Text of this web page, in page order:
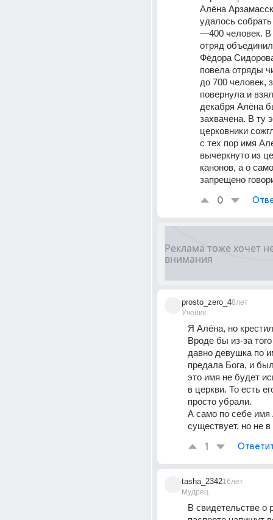
Алёна
удалось
—400 человек. В
отряд
Фёдора
повела отряды
до 700 человек,
повернула и
декабря Алёна
захвачена. В ту
церковники
с тех пор имя
вычеркнуто из
канонов, а о
запрещено
0
prosto_zero_4
Ученик
8лет
Я Алёна, но
Вроде бы из-за того
давно девушка по
предала Бога, и
это имя не будет
в церкви. То есть
просто убрали.
А само по себе имя
существует, но не в
1
tasha_2342
Мудрец
16лет
В свидетельстве о